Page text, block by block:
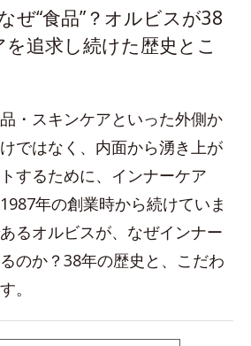
ぜ“食品”？オルビスが38
追求し続けた歴史とこ
・スキンケアといった外側か
ではなく、内面から湧き上が
するために、インナーケア
年の創業時から続けていま
るオルビスが、なぜインナー
のか？38年の歴史と、こだわ
。